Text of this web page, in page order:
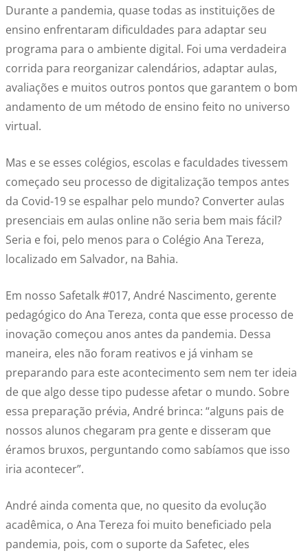
Durante a pandemia, quase todas as instituições de
ensino enfrentaram dificuldades para adaptar seu
programa para o ambiente digital. Foi uma verdadeira
corrida para reorganizar calendários, adaptar aulas,
avaliações e muitos outros pontos que garantem o bom
andamento de um método de ensino feito no universo
virtual.
Mas e se esses colégios, escolas e faculdades tivessem
começado seu processo de digitalização tempos antes
da Covid-19 se espalhar pelo mundo? Converter aulas
presenciais em aulas online não seria bem mais fácil?
Seria e foi, pelo menos para o Colégio Ana Tereza,
localizado em Salvador, na Bahia.
Em nosso Safetalk #017, André Nascimento, gerente
pedagógico do Ana Tereza, conta que esse processo de
inovação começou anos antes da pandemia. Dessa
maneira, eles não foram reativos e já vinham se
preparando para este acontecimento sem nem ter ideia
de que algo desse tipo pudesse afetar o mundo. Sobre
essa preparação prévia, André brinca: “alguns pais de
nossos alunos chegaram pra gente e disseram que
éramos bruxos, perguntando como sabíamos que isso
iria acontecer”.
André ainda comenta que, no quesito da evolução
acadêmica, o Ana Tereza foi muito beneficiado pela
pandemia, pois, com o suporte da Safetec, eles